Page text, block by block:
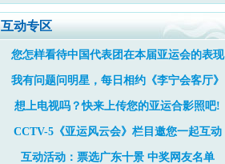
互动专区
您怎样看待中国代表团在本届亚运会的表现
我有问题问明星，每日相约《李宁会客厅》
想上电视吗？快来上传您的亚运合影照吧!
CCTV-5《亚运风云会》栏目邀您一起互动
互动活动：票选广东十景 中奖网友名单